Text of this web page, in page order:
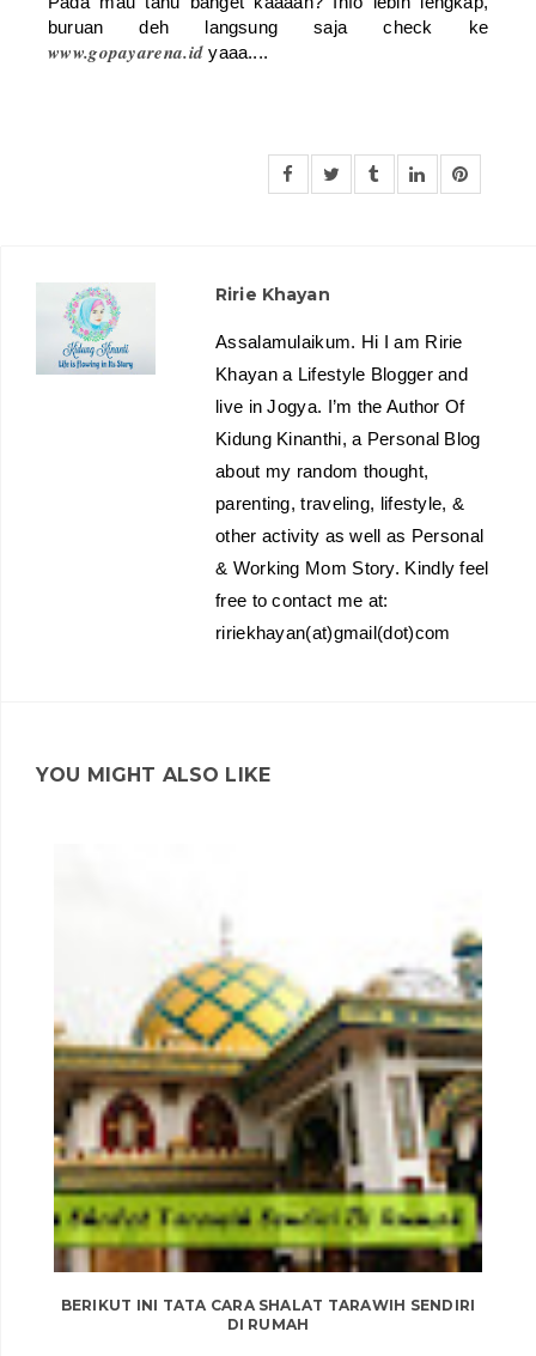
buruan deh langsung saja check ke
www.gopayarena.id yaaa....
Ririe Khayan
Assalamulaikum. Hi I am Ririe
Khayan a Lifestyle Blogger and
live in Jogya. I’m the Author Of
Kidung Kinanthi, a Personal Blog
about my random thought,
parenting, traveling, lifestyle, &
other activity as well as Personal
& Working Mom Story. Kindly feel
free to contact me at:
ririekhayan(at)gmail(dot)com
YOU MIGHT ALSO LIKE
BERIKUT INI TATA CARA SHALAT TARAWIH SENDIRI
DI RUMAH